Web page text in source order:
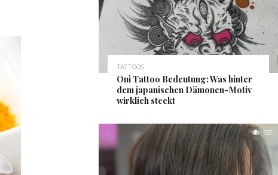
TATTOOS
Oni Tattoo Bedeutung: Was hinter
dem japanischen Dämonen-Motiv
wirklich steckt
151